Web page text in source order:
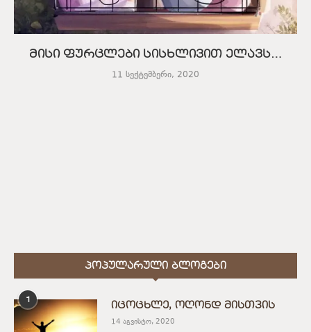
მისი ფურცლები სისხლივით ელავს…
11 სექტემბერი, 2020
ᲞᲝᲞᲣᲚᲐᲠᲣᲚᲘ ᲑᲚᲝᲒᲔᲑᲘ
1
იცოცხლე, ოღონდ მისთვის
14 აგვისტო, 2020